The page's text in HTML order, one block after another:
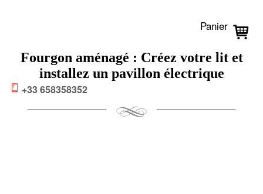
+33 658358352
Panier
Fourgon aménagé : Créez votre lit et
installez un pavillon électrique